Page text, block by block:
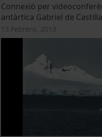
Connexió per
antàrtica Gabriel de Castilla
13 Febrero, 2013